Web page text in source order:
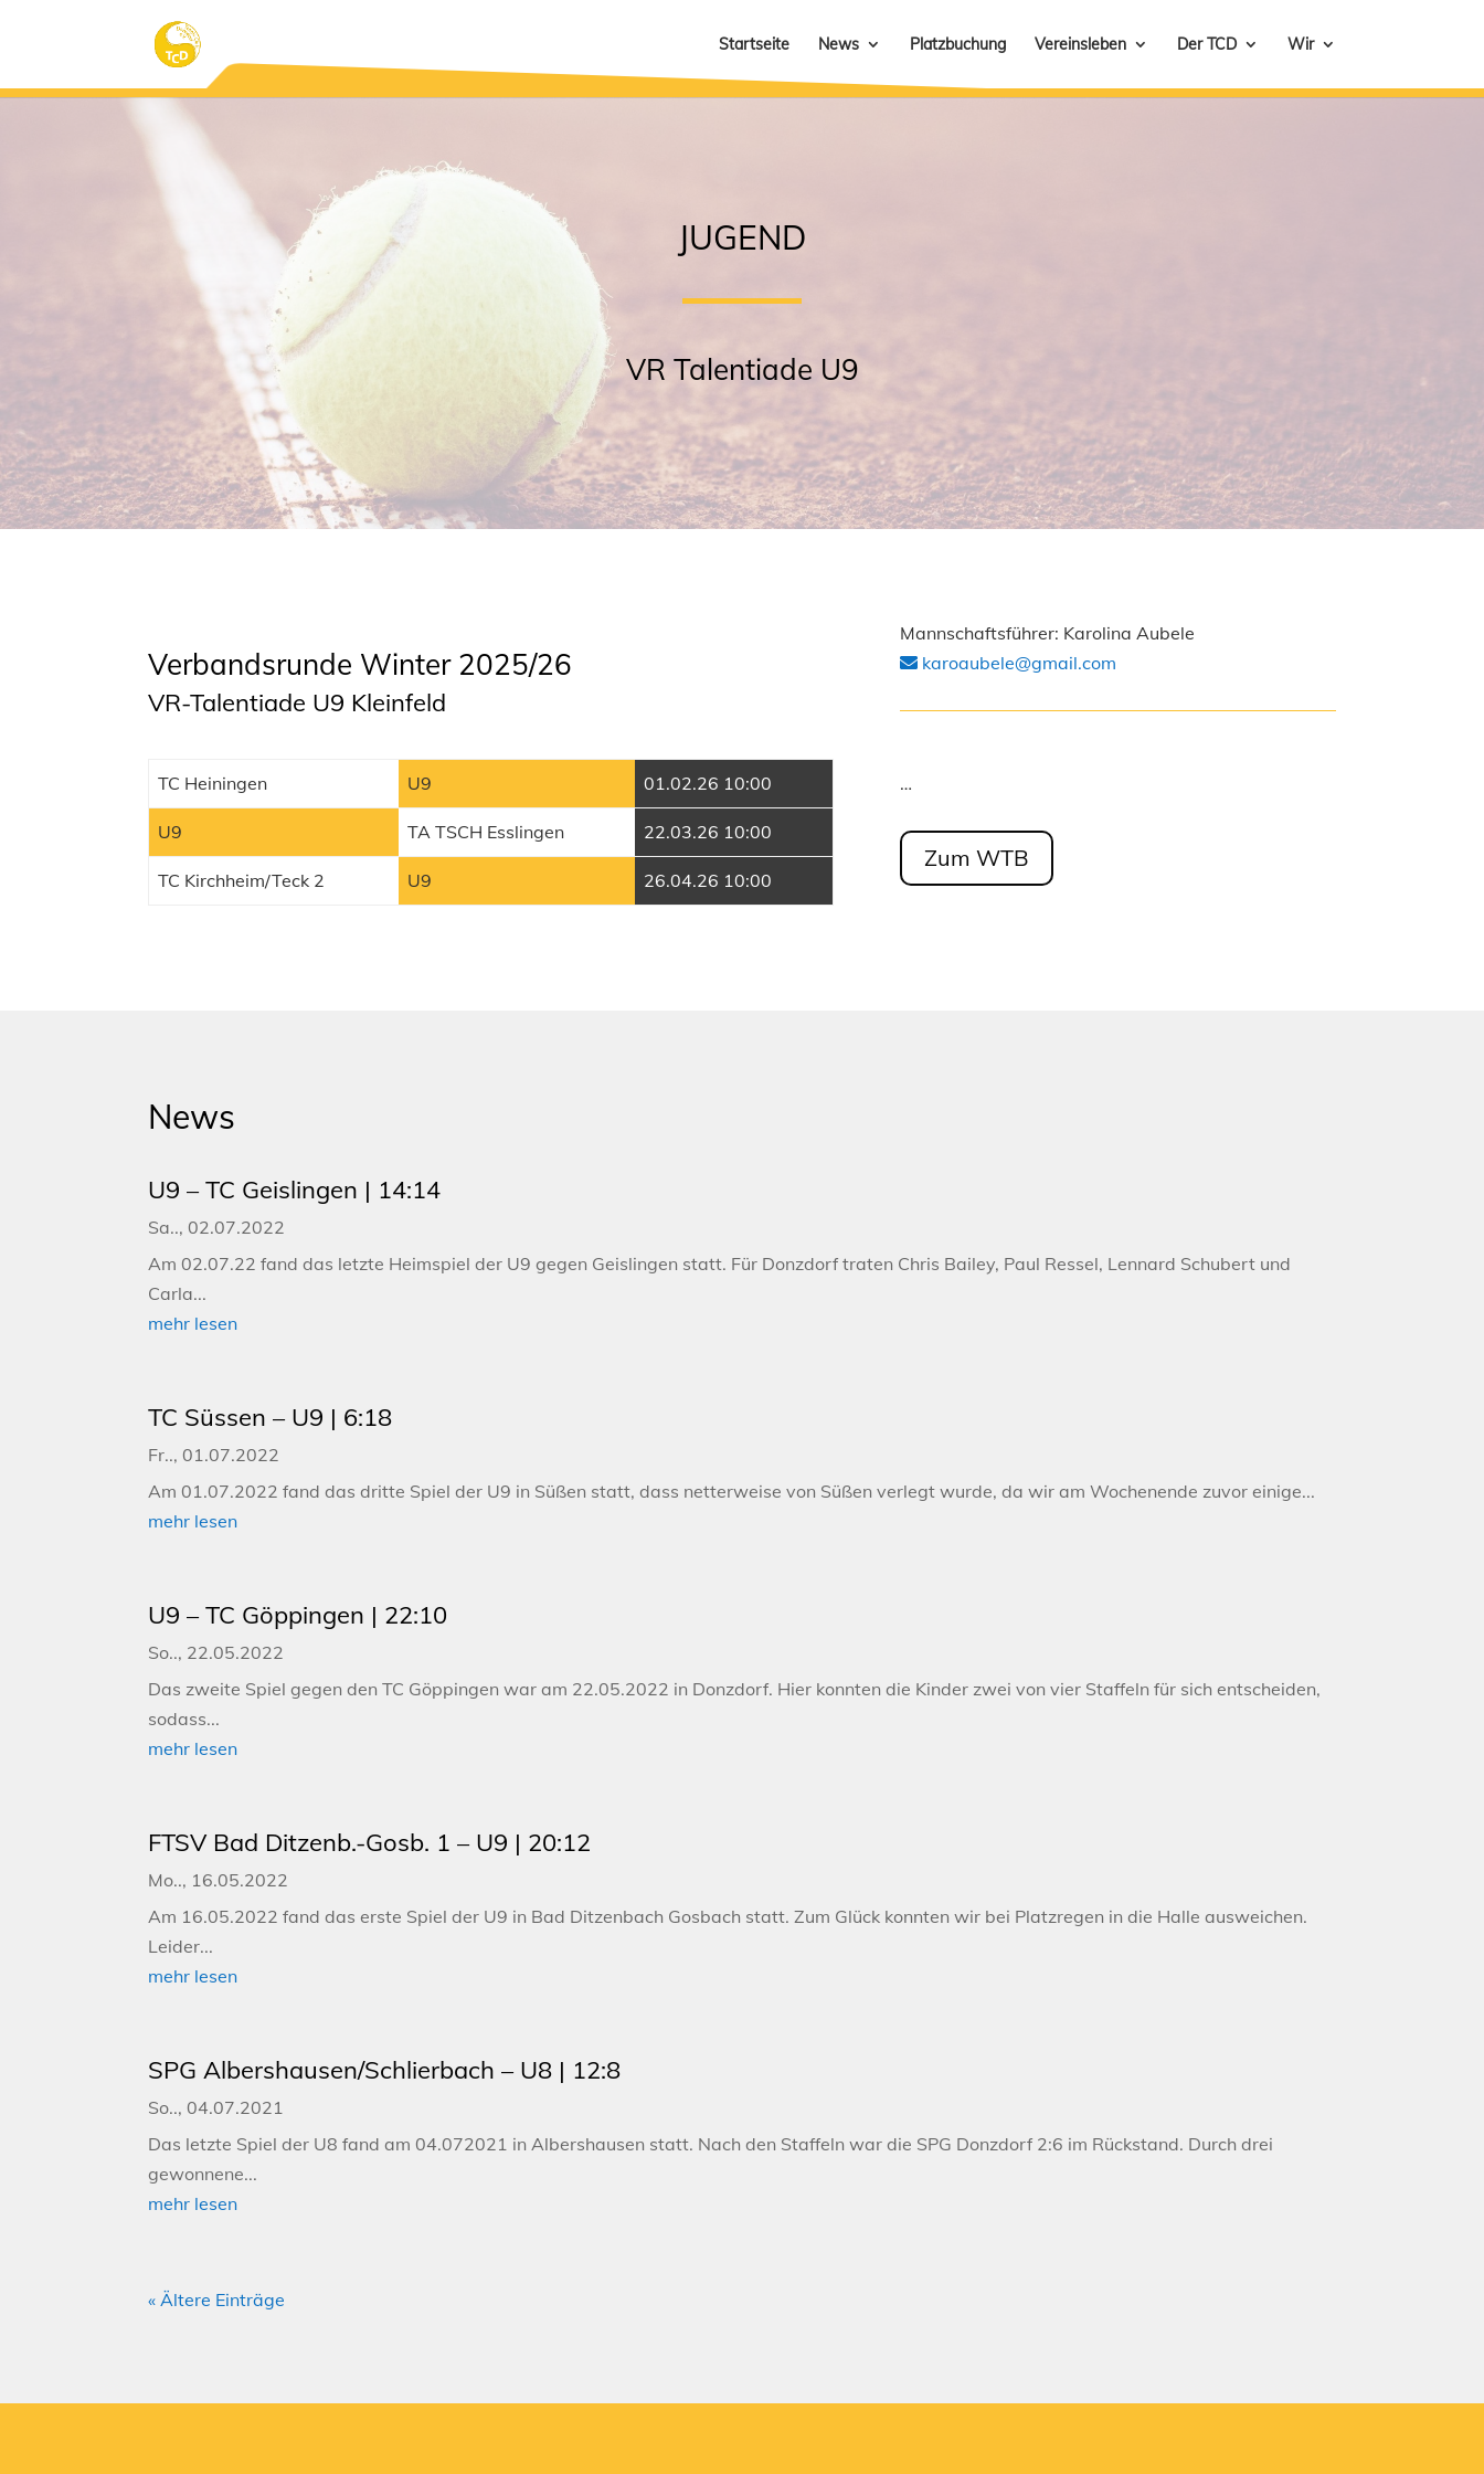
Startseite News Platzbuchung Vereinsleben Der TCD Wir
JUGEND
VR Talentiade U9
Verbandsrunde Winter 2025/26
VR-Talentiade U9 Kleinfeld
TC Heiningen U9 01.02.26 10:00
U9 TA TSCH Esslingen 22.03.26 10:00
TC Kirchheim/Teck 2 U9 26.04.26 10:00
Mannschaftsführer: Karolina Aubele
karoaubele@gmail.com
…
Zum WTB
News
U9 – TC Geislingen | 14:14
Sa.., 02.07.2022
Am 02.07.22 fand das letzte Heimspiel der U9 gegen Geislingen statt. Für Donzdorf traten Chris Bailey, Paul Ressel, Lennard Schubert und
Carla...
mehr lesen
TC Süssen – U9 | 6:18
Fr.., 01.07.2022
Am 01.07.2022 fand das dritte Spiel der U9 in Süßen statt, dass netterweise von Süßen verlegt wurde, da wir am Wochenende zuvor einige...
mehr lesen
U9 – TC Göppingen | 22:10
So.., 22.05.2022
Das zweite Spiel gegen den TC Göppingen war am 22.05.2022 in Donzdorf. Hier konnten die Kinder zwei von vier Staffeln für sich entscheiden,
sodass...
mehr lesen
FTSV Bad Ditzenb.-Gosb. 1 – U9 | 20:12
Mo.., 16.05.2022
Am 16.05.2022 fand das erste Spiel der U9 in Bad Ditzenbach Gosbach statt. Zum Glück konnten wir bei Platzregen in die Halle ausweichen.
Leider...
mehr lesen
SPG Albershausen/Schlierbach – U8 | 12:8
So.., 04.07.2021
Das letzte Spiel der U8 fand am 04.072021 in Albershausen statt. Nach den Staffeln war die SPG Donzdorf 2:6 im Rückstand. Durch drei
gewonnene...
mehr lesen
« Ältere Einträge